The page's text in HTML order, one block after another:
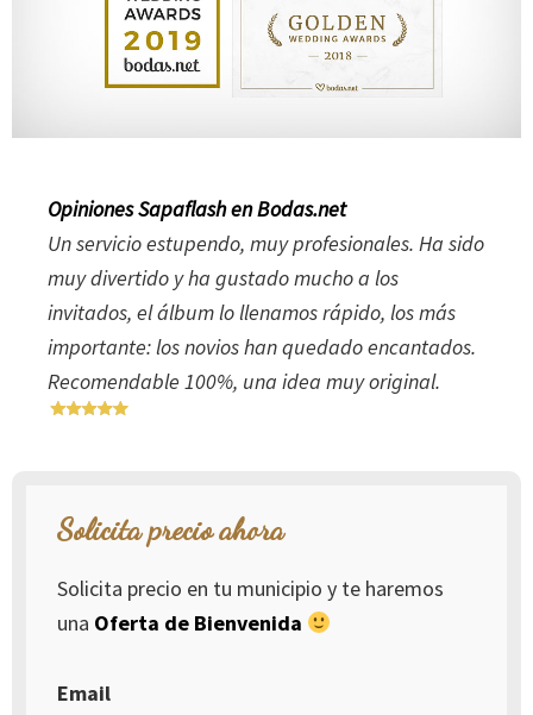
Opiniones Sapaflash en Bodas.net
Un servicio estupendo, muy profesionales. Ha sido
muy divertido y ha gustado mucho a los
invitados, el álbum lo llenamos rápido, los más
importante: los novios han quedado encantados.
Recomendable 100%, una idea muy original.
Solicita precio ahora
Solicita precio en tu municipio y te haremos
una Oferta de Bienvenida
Email